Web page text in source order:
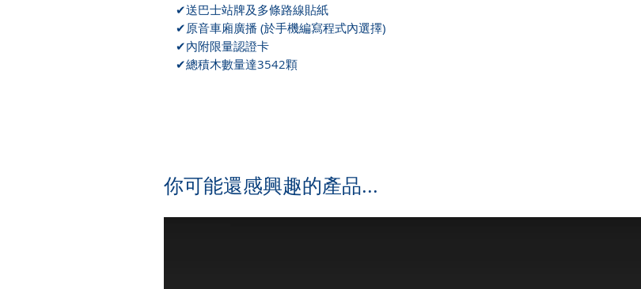
✔送巴士站牌及多條路線貼紙
✔原音車廂廣播 (於手機編寫程式內選擇)
✔內附限量認證卡
✔總積木數量達3542顆
​你可能還感興趣的產品...